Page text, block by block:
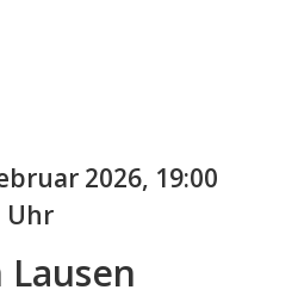
2026, 19:00
Uhr
Lausen